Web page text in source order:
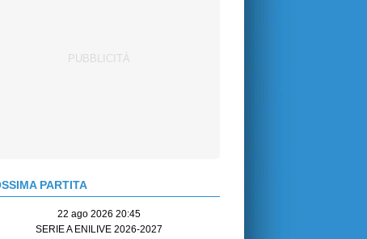
PARTITA
22 ago 2026 20:45
SERIE A ENILIVE 2026-2027